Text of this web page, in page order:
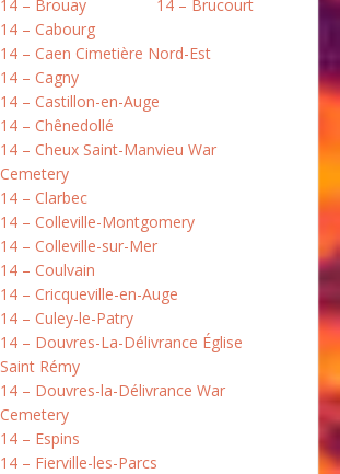
14 – Brouay
14 – Brucourt
14 – Cabourg
14 – Caen Cimetière Nord-Est
14 – Cagny
14 – Castillon-en-Auge
14 – Chênedollé
14 – Cheux Saint-Manvieu War
Cemetery
14 – Clarbec
14 – Colleville-Montgomery
14 – Colleville-sur-Mer
14 – Coulvain
14 – Cricqueville-en-Auge
14 – Culey-le-Patry
14 – Douvres-La-Délivrance Église
Saint Rémy
14 – Douvres-la-Délivrance War
Cemetery
14 – Espins
14 – Fierville-les-Parcs